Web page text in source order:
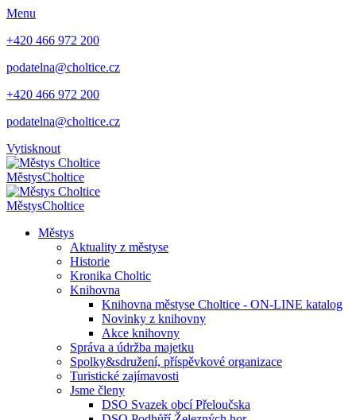
Menu
+420 466 972 200
podatelna@choltice.cz
+420 466 972 200
podatelna@choltice.cz
Vytisknout
MěstysCholtice
MěstysCholtice
Městys
Aktuality z městyse
Historie
Kronika Choltic
Knihovna
Knihovna městyse Choltice - ON-LINE katalog
Novinky z knihovny
Akce knihovny
Správa a údržba majetku
Spolky&sdružení, příspěvkové organizace
Turistické zajímavosti
Jsme členy
DSO Svazek obcí Přeloučska